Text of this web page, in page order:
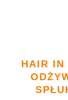
HAIR IN